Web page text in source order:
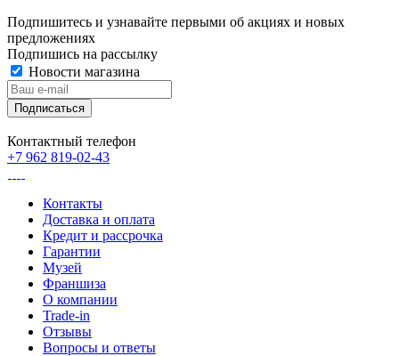
Подпишитесь и узнавайте первыми об акциях и новых
предложениях
Подпишись на рассылку
Новости магазина
Контактный телефон
+7 962 819-02-43
Контакты
Доставка и оплата
Кредит и рассрочка
Гарантии
Музей
Франшиза
О компании
Trade-in
Отзывы
Вопросы и ответы